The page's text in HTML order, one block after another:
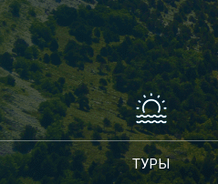
ТУРЫ